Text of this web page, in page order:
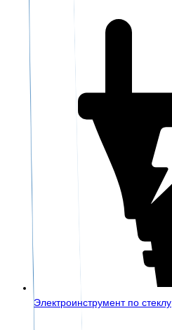
Электроинструмент по стеклу